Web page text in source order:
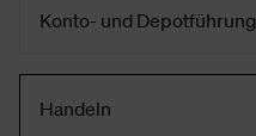
Konto- und Depotführung
Handeln